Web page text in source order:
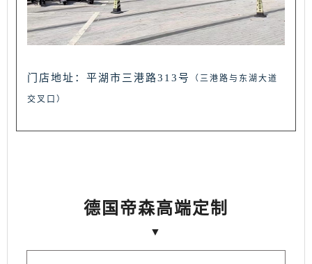
门店地址：平湖市三港路313号 （三港路与东湖大道
交叉口）
德国帝森高端定制
▼